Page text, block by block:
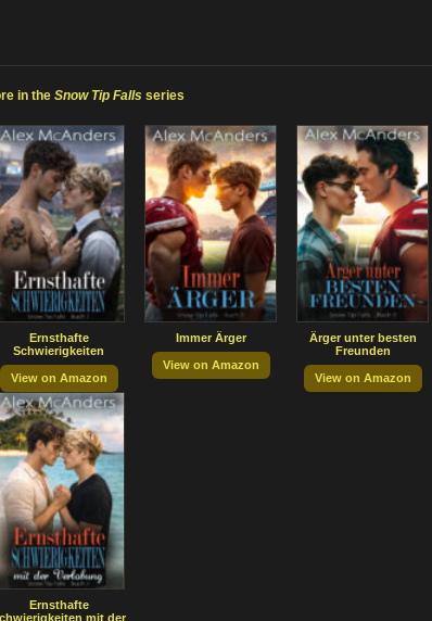
in the Snow Tip Falls series
Ernsthafte
Schwierigkeiten
View on Amazon
Immer Ärger
View on Amazon
Ärger unter besten
Freunden
View on Amazon
Ernsthafte
mit der